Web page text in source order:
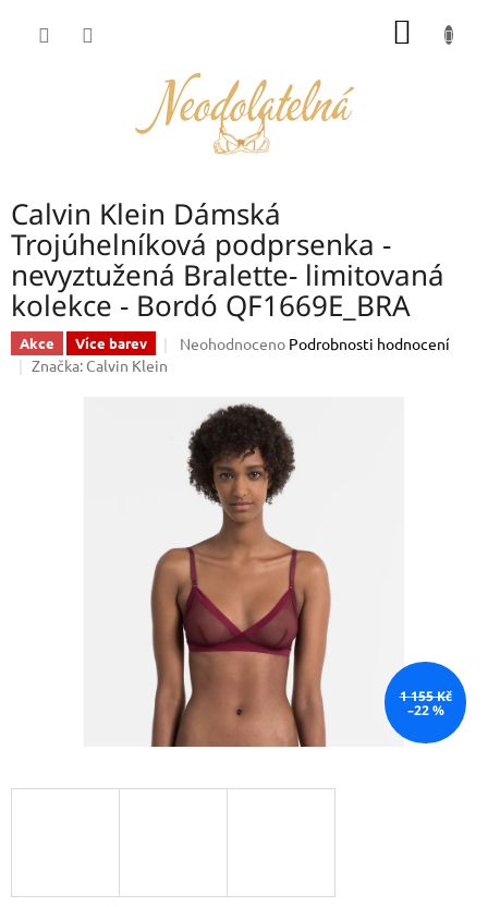
Calvin Klein Dámská
Trojúhelníková podprsenka -
nevyztužená Bralette- limitovaná
kolekce - Bordó QF1669E_BRA
Akce Více barev
Průměrné
0,0
5
hvězdiček.
Neohodnoceno Podrobnosti hodnocení
Značka: Calvin Klein
1 155 Kč
–22 %